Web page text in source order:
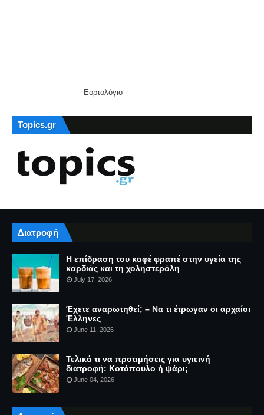
Εορτολόγιο
Topics.gr
Διατροφή
Η επίδραση του καφέ φραπέ στην υγεία της
καρδιάς και τη χοληστερόλη
July 17, 2026
Έχετε αναρωτηθεί; – Να τι έτρωγαν οι αρχαίοι
Έλληνες
June 11, 2026
Τελικά τι να προτιμήσεις για υγιεινή
διατροφή: Κοτόπουλο ή ψάρι;
June 04, 2026